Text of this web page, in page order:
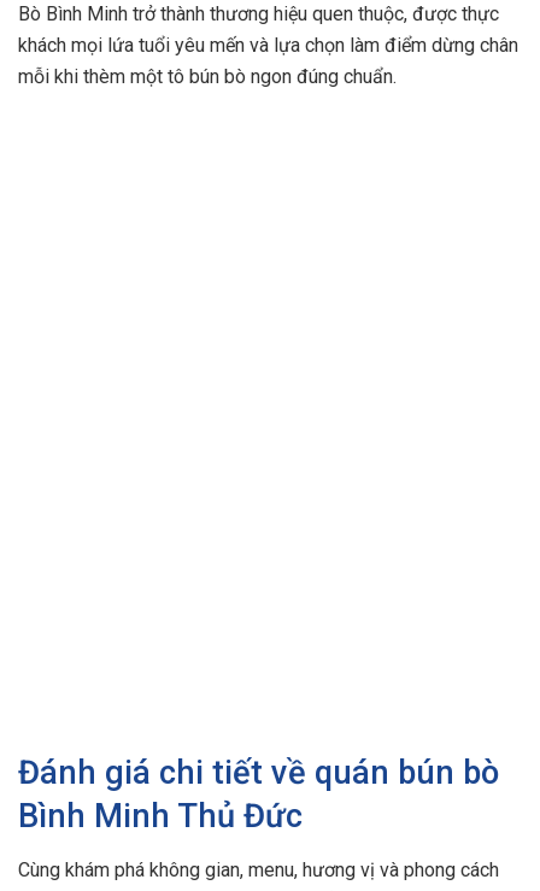
Bò Bình Minh trở thành thương hiệu quen thuộc, được thực
khách mọi lứa tuổi yêu mến và lựa chọn làm điểm dừng chân
mỗi khi thèm một tô bún bò ngon đúng chuẩn.
Đánh giá chi tiết về quán bún bò
Bình Minh Thủ Đức
Cùng khám phá không gian, menu, hương vị và phong cách